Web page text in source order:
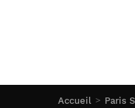
Accueil Paris